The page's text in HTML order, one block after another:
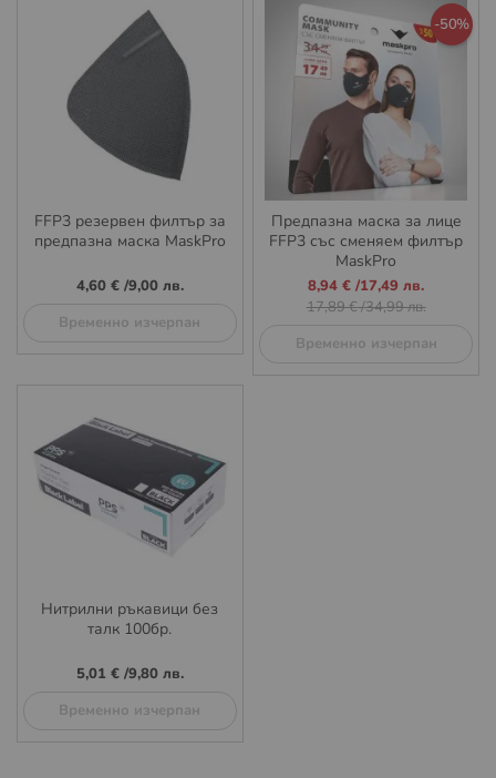
FFP3 резервен филтър за
предпазна маска MaskPro
4,60 €/9,00 лв.
Временно изчерпан
-50%
Предпазна маска за лице
FFP3 със сменяем филтър
MaskPro
Промо
цена
8,94 € /17,49 лв.
17,89 €/34,99 лв.
Временно изчерпан
Нитрилни ръкавици без
талк 100бр.
5,01 €/9,80 лв.
Временно изчерпан